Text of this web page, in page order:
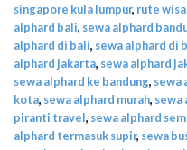
singapore kula lumpur, rute
alphard bali, sewa alphard
alphard di bali, sewa alphard di
alphard jakarta, sewa alphard
sewa alphard ke bandung, sewa
kota, sewa alphard murah, sewa
piranti travel, sewa alphard
alphard termasuk supir, sewa